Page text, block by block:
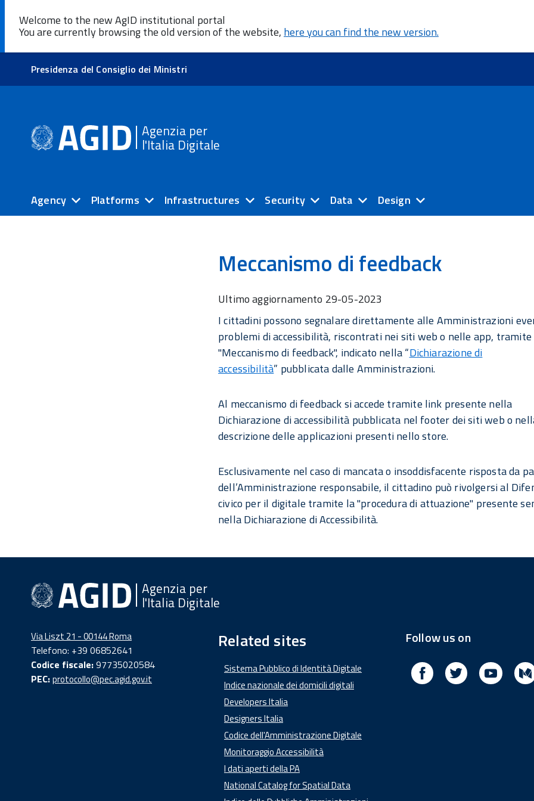
Welcome to the new AgID institutional portal
You are currently browsing the old version of the website, here you can find the new version.
Presidenza del Consiglio dei Ministri
Agenzia per
l'Italia Digitale
Agency Platforms Infrastructures Security Data Design
Meccanismo di feedback
Ultimo aggiornamento 29-05-2023
I cittadini possono segnalare direttamente alle Amministrazioni
problemi di accessibilità, riscontrati nei siti web o nelle app, tramite
"Meccanismo di feedback", indicato nella “Dichiarazione di
accessibilità” pubblicata dalle Amministrazioni.
Al meccanismo di feedback si accede tramite link presente nella
Dichiarazione di accessibilità pubblicata nel footer dei siti web o
descrizione delle applicazioni presenti nello store.
Esclusivamente nel caso di mancata o insoddisfacente risposta da
dell’Amministrazione responsabile, il cittadino può rivolgersi al
civico per il digitale tramite la "procedura di attuazione" presente
nella Dichiarazione di Accessibilità.
Agenzia per
l'Italia Digitale
Via Liszt 21 - 00144 Roma
Telefono: +39 06852641
Codice fiscale:97735020584
PEC:protocollo@pec.agid.gov.it
Related sites
Sistema Pubblico di Identità Digitale
Indice nazionale dei domicili digitali
Developers Italia
Designers Italia
Codice dell'Amministrazione Digitale
Monitoraggio Accessibilità
I dati aperti della PA
National Catalog for Spatial Data
Follow us on
Facebook Twitter